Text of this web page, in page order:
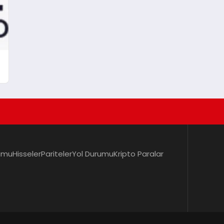
HisselerParitelerYol DurumuKripto Paralar